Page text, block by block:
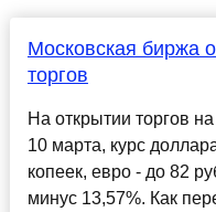
Московская биржа
торгов
На открытии торгов
10 марта, курс
копеек, евро - до 82
минус 13,57%. Как